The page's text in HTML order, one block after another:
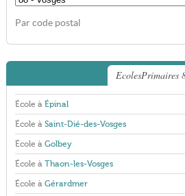
Par code postal
EcolesPrimaires
École à Épinal
École à Saint-Dié-des-Vosges
École à Golbey
École à Thaon-les-Vosges
École à Gérardmer